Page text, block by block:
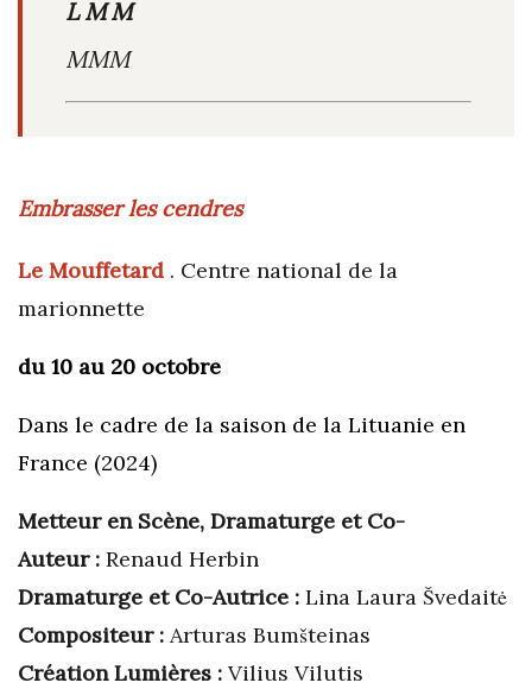
LMM
MMM
Embrasser les cendres
Le Mouffetard . Centre national de la
marionnette
du 10 au 20 octobre
Dans le cadre de la saison de la Lituanie en
France (2024)
Metteur en Scène, Dramaturge et Co-
Auteur : Renaud Herbin
Dramaturge et Co-Autrice : Lina Laura Švedaitė
Compositeur : Arturas Bumšteinas
Création Lumières : Vilius Vilutis